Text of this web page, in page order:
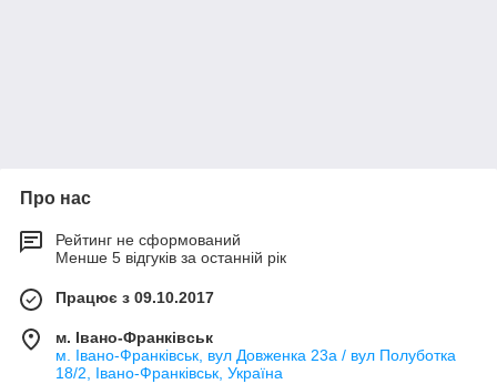
Про нас
Рейтинг не сформований
Менше 5 відгуків за останній рік
Працює з 09.10.2017
м. Івано-Франківськ
м. Івано-Франківськ, вул Довженка 23а / вул Полуботка
18/2, Івано-Франківськ, Україна